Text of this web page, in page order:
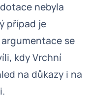
nebyla
případ je
se
kdy Vrchní
na důkazy i na